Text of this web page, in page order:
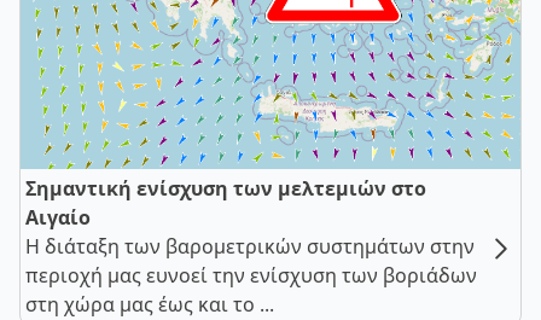
Σημαντική ενίσχυση των μελτεμιών στο
Αιγαίο
Η διάταξη των βαρομετρικών συστημάτων στην
περιοχή μας ευνοεί την ενίσχυση των βοριάδων
στη χώρα μας έως και το ...